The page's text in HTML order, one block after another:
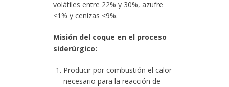
volátiles entre 22% y 30%, azufre
<1% y cenizas <9%.
Misión del coque en el proceso
siderúrgico:
Producir por combustión el calor
necesario para la reacción de